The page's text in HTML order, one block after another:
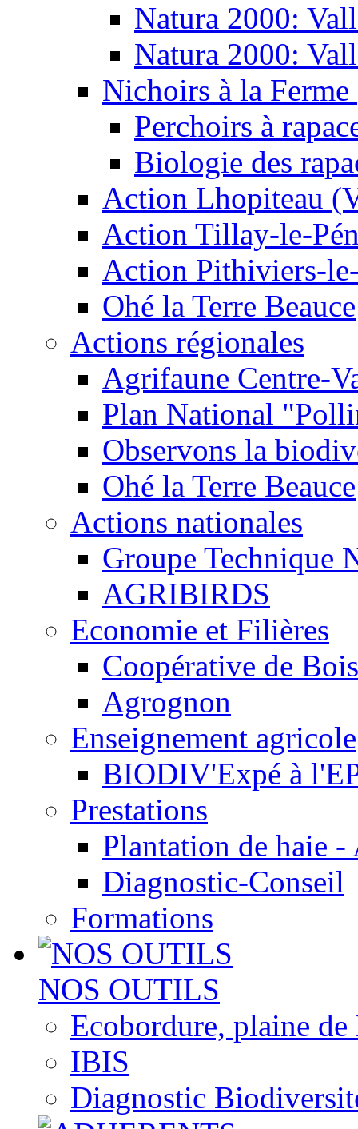
Natura 2000:
Natura 2000:
Nichoirs à la
Perchoirs à
Biologie des
Action Lhopiteau
Action Tillay-le-
Action Pithiviers-
Ohé la Terre Beauce
Actions régionales
Agrifaune Centre-
Plan National
Observons la
Ohé la Terre Beauce
Actions nationales
Groupe Technique
AGRIBIRDS
Economie et Filières
Coopérative de
Agrognon
Enseignement agricole
BIODIV'Expé à
Prestations
Plantation de haie
Diagnostic-Conseil
Formations
NOS OUTILS
Ecobordure, plaine de
IBIS
Diagnostic